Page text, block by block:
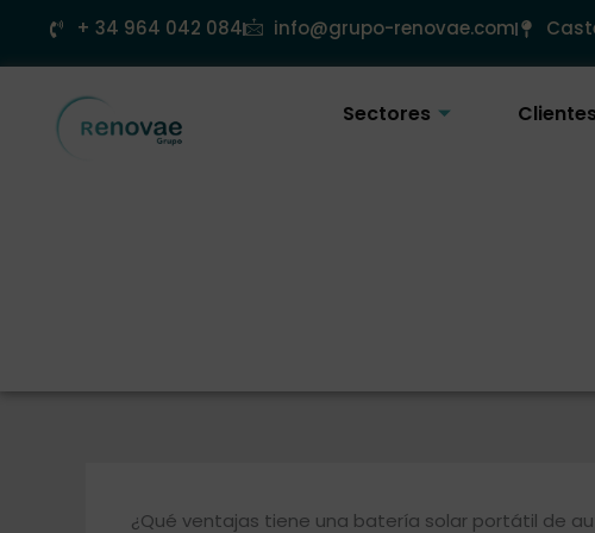
contenido
+ 34 964 042 084 info@grupo-renovae.com
Sectores Clientes
¿Qué ventajas tiene una batería solar portátil de